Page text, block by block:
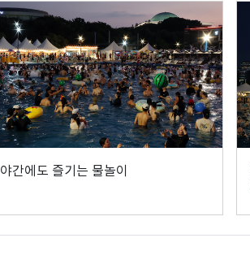
야간에도 즐기는 물놀이